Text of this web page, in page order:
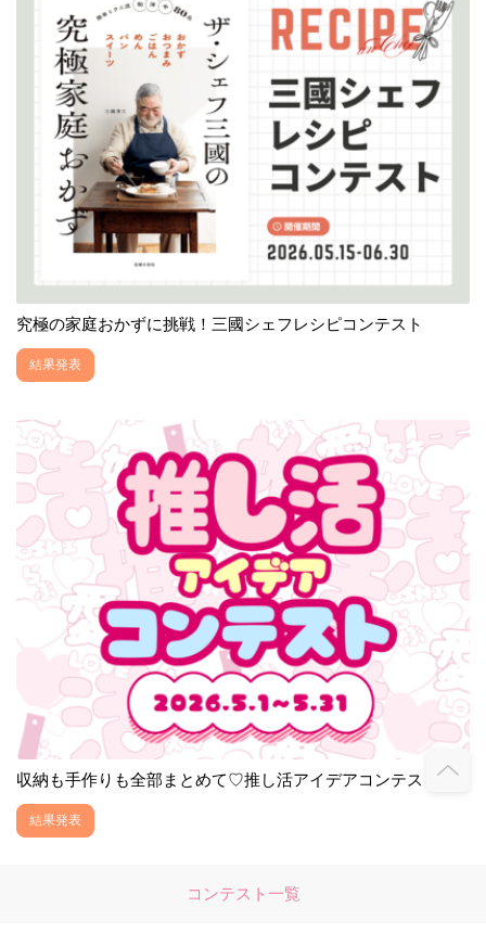
究極の家庭おかずに挑戦！三國シェフレシピコンテスト
結果発表
収納も手作りも全部まとめて♡推し活アイデアコンテスト
結果発表
コンテスト一覧